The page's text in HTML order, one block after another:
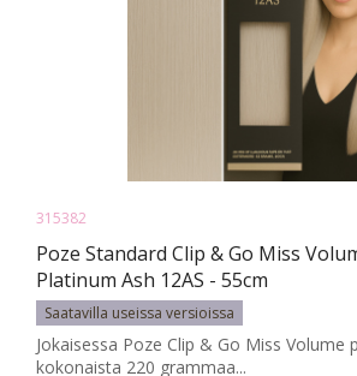
315382
Poze Standard Clip & Go Miss
Platinum Ash 12AS - 55cm
Saatavilla useissa versioissa
Jokaisessa Poze Clip & Go Miss Volume
kokonaista 220 grammaa...